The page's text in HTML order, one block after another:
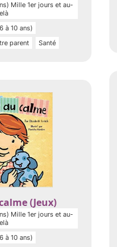
Mille 1er jours et au-
à 10 ans)
parent
Santé
(Jeux)
Mille 1er jours et au-
à 10 ans)